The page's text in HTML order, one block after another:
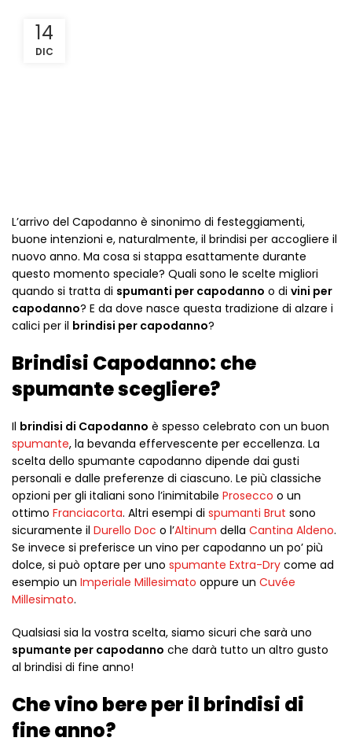
14
DIC
L’arrivo del Capodanno è sinonimo di festeggiamenti,
buone intenzioni e, naturalmente, il brindisi per accogliere il
nuovo anno. Ma cosa si stappa esattamente durante
questo momento speciale? Quali sono le scelte migliori
quando si tratta di spumanti per capodanno o di vini per
capodanno? E da dove nasce questa tradizione di alzare i
calici per il brindisi per capodanno?
Brindisi Capodanno: che
spumante scegliere?
Il brindisi di Capodanno è spesso celebrato con un buon
spumante, la bevanda effervescente per eccellenza. La
scelta dello spumante capodanno dipende dai gusti
personali e dalle preferenze di ciascuno. Le più classiche
opzioni per gli italiani sono l’inimitabile Prosecco o un
ottimo Franciacorta. Altri esempi di spumanti Brut sono
sicuramente il Durello Doc o l’Altinum della Cantina Aldeno.
Se invece si preferisce un vino per capodanno un po’ più
dolce, si può optare per uno spumante Extra-Dry come ad
esempio un Imperiale Millesimato oppure un Cuvée
Millesimato.
Qualsiasi sia la vostra scelta, siamo sicuri che sarà uno
spumante per capodanno che darà tutto un altro gusto
al brindisi di fine anno!
Che vino bere per il brindisi di
fine anno?